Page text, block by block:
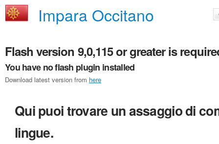
Impara Occitano
Flash version 9,0,115 or greater is
You have no flash plugin installed
Download latest version from here
Qui puoi trovare un assaggio di
lingue.